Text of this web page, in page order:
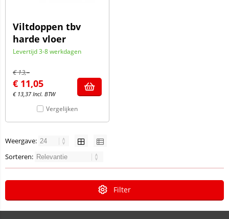
Viltdoppen tbv
harde vloer
Levertijd 3-8 werkdagen
€13,–
€ 11,05
€ 13,37 Incl. BTW
Vergelijken
Weergave:
Sorteren:
Filter